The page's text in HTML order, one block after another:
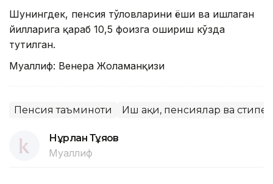
Шунингдек, пенсия тўловларини ёши ва ишлаган
йилларига қараб 10,5 фоизга ошириш кўзда
тутилган.
Муаллиф: Венера Жоламанқизи
Пенсия таъминоти Иш ҳақи, пенсиялар ва
Нұрлан Тұяқов
Муаллиф